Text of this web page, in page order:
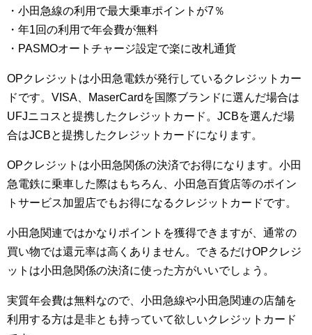
・小田急線の利用で最大乗車ポイントが7％
・年1回の利用で年会費が無料
・PASMOオートチャージ設定で楽に改札通貨
OPクレジットは小田急電鉄が発行しているクレジットカー
ドです。VISA、MaserCardを国際ブランドに選んだ場合は
UFJニコスと提携したクレジットカード。JCBを選んだ場
合はJCBと提携したクレジットカードになります。
OPクレジットは小田急関係の決済でお得になります。小田
急電鉄に乗車した際はもちろん、小田急百貨店等のポイン
トサービス加盟店でもお得になるクレジットカードです。
小田急関連ではかなりポイントを獲得できますが、通常の
買い物では還元率は高くありません。できるだけOPクレジ
ットは小田急関係の決済に使った方がいいでしょう。
実質年会費は無料なので、小田急線や小田急関連の店舗を
利用する方は是非とも持っていて欲しいクレジットカード